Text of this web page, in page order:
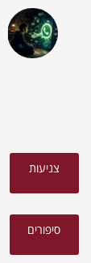
צניעות
סיפורים